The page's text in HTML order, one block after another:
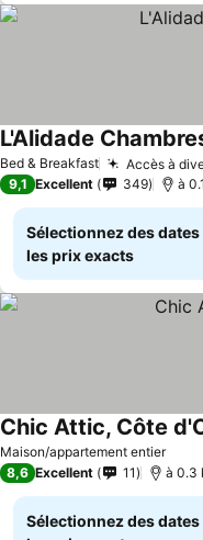
Bed & Breakfast Accès à
L'Alidade
9,1 Excellent 349 à
Sélectionnez des
les prix exacts
Maison/appartement entier
Chic Attic, Côte
8,6 Excellent 11 à 0.3
Sélectionnez des